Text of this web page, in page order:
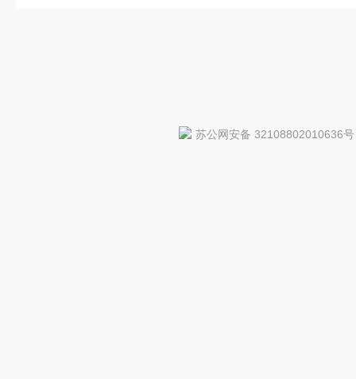
苏公网安备 32108802010636号